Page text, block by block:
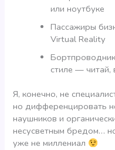
или ноутбуке
Пассажиры
Virtual Reality
стиле — читай,
Я, конечно, не
но дифференцировать
наушников и
несусветным бредом…
уже не миллениал